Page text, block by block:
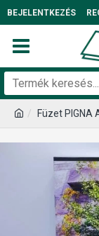
BEJELENTKEZÉS
Füzet PIGNA